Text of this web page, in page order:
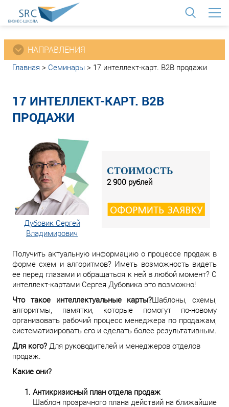
НАПРАВЛЕНИЯ
Главная > Семинары > 17 интеллект-карт. В2В продажи
17 ИНТЕЛЛЕКТ-КАРТ. В2В
ПРОДАЖИ
Дубовик Сергей
Владимирович
СТОИМОСТЬ
2 900 рублей
Получить актуальную информацию о процессе продаж в
форме схем и алгоритмов? Иметь возможность видеть
ее перед глазами и обращаться к ней в любой момент? С
интеллект-картами Сергея Дубовика это возможно!
Что такое интеллектуальные карты?Шаблоны, схемы,
алгоритмы, памятки, которые помогут по-новому
организовать рабочий процесс менеджера по продажам,
систематизировать его и сделать более результативным.
Для кого? Для руководителей и менеджеров отделов
продаж.
Какие они?
Антикризисный план отдела продаж
Шаблон прозрачного плана действий на ближайшие